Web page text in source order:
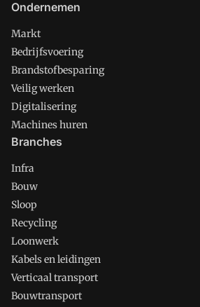
Ondernemen
Markt
Bedrijfsvoering
Brandstofbesparing
Veilig werken
Digitalisering
Machines huren
Branches
Infra
Bouw
Sloop
Recycling
Loonwerk
Kabels en leidingen
Verticaal transport
Bouwtransport